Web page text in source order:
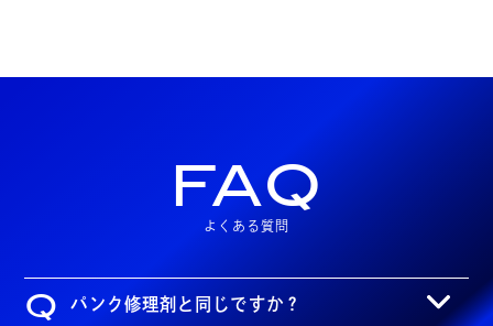
FAQ
よくある質問
Q パンク修理剤と同じですか？